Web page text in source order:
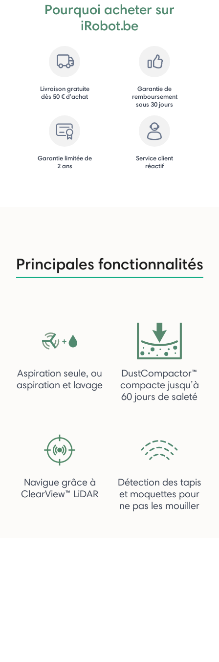
Pourquoi acheter sur
iRobot.be
Livraison gratuite
dès 50 € d'achat
Garantie de
remboursement
sous 30 jours
Garantie limitée de
2 ans
Service client
réactif
Principales fonctionnalités
Aspiration seule, ou
aspiration et lavage
DustCompactor™
compacte jusqu’à
60 jours de saleté
Navigue grâce à
ClearView™ LiDAR
Détection des tapis
et moquettes pour
ne pas les mouiller